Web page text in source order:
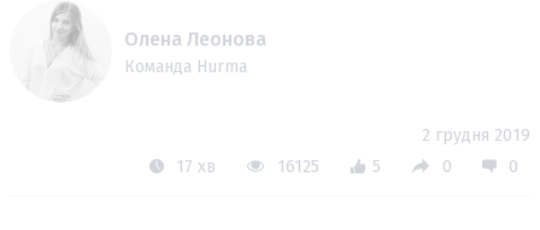
Олена Леонова
Команда Hurma
2 грудня 2019
17 хв
16125 5 0 0